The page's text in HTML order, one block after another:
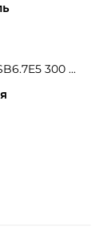
300 ...